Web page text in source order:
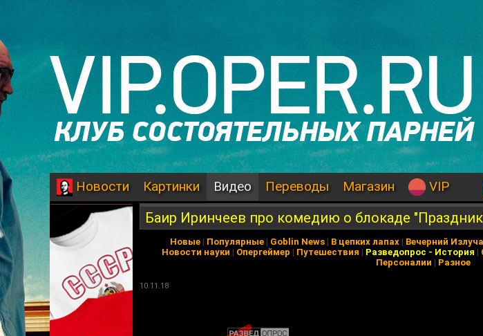
Новости Картинки Видео Переводы Магазин VIP
Баир Иринчеев про комедию о блокаде
Новые | Популярные | Goblin News | В цепких лапах | Вечерний
Новости науки | Опергеймер | Путешествия | Разведопрос - История |
Персоналии | Разное
10.11.18